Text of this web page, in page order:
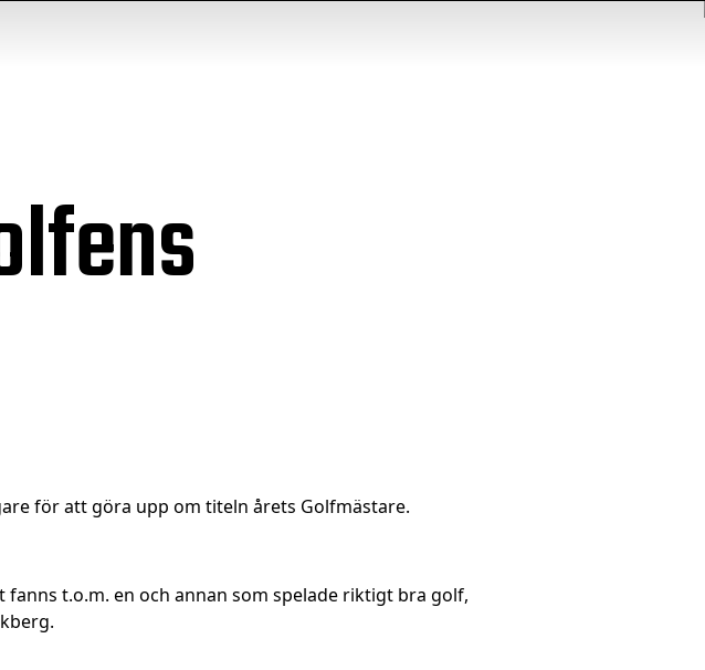
för att göra upp om titeln årets Golfmästare.
t.o.m. en och annan som spelade riktigt bra golf,